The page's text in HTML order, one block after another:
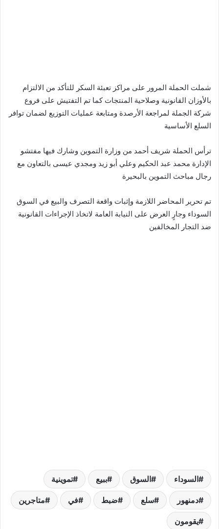
شملت الحملة المرور على مراكز تعبئة السكر للتأكد من الالتزام
بالأوزان القانونية وصلاحية المنتجات كما تم التفتيش على فروع
شركة الجملة لمراجعة الأرصدة ومتابعة عمليات التوزيع لضمان توافر
السلع الأساسية
ترأس الحملة شريف أحمد من وزارة التموين وشارك فيها مفتشو
الإدارة محمد عبد الحكيم وعلي أبو زيد ومجدي عيسى بالتعاون مع
رجال مباحث التموين بالبحيرة
تم تحرير المحاضر اللازمة وإثبات واقعة التصرف والبيع في السوق
السوداء وجارٍ العرض على النيابة العامة لاتخاذ الإجراءات القانونية
ضد التجار المخالفين
السوداء السوق ببيع تموينية
دمنهور سلع ضبط في متاجرين
يقومون